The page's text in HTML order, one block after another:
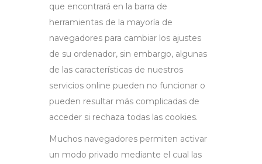
que encontrará en la barra de
herramientas de la mayoría de
navegadores para cambiar los ajustes
de su ordenador, sin embargo, algunas
de las características de nuestros
servicios online pueden no funcionar o
pueden resultar más complicadas de
acceder si rechaza todas las cookies.
Muchos navegadores permiten activar
un modo privado mediante el cual las